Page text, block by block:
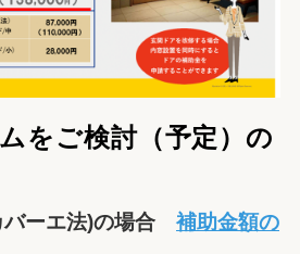
をご検討（予定）の
バーエ法)の場合 補助金額の